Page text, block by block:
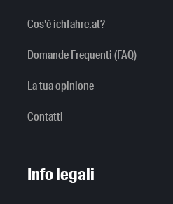
Cos'è ichfahre.at?
Domande Frequenti (FAQ)
La tua opinione
Contatti
Info legali